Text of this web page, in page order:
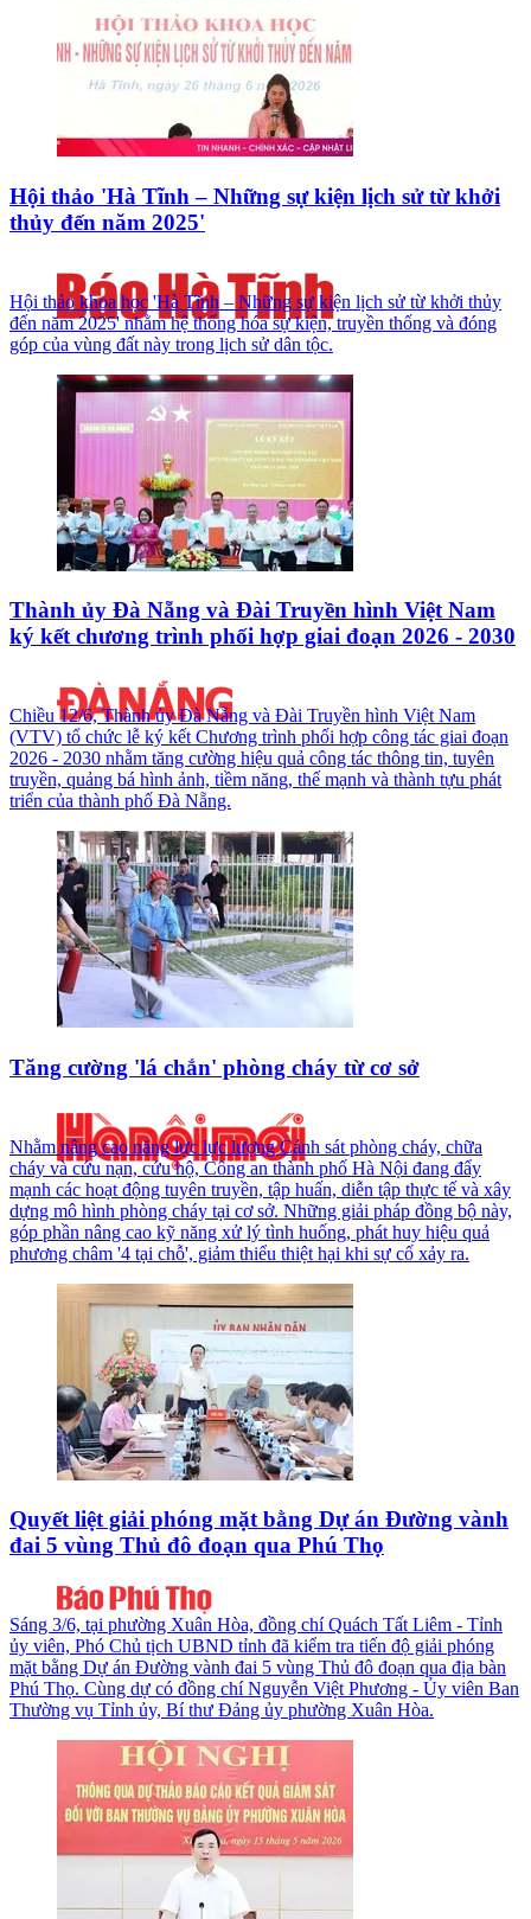
Hội thảo 'Hà Tĩnh – Những sự kiện lịch sử từ khởi
thủy đến năm 2025'
Hội thảo khoa học 'Hà Tĩnh – Những sự kiện lịch sử từ khởi thủy
đến năm 2025' nhằm hệ thống hóa sự kiện, truyền thống và đóng
góp của vùng đất này trong lịch sử dân tộc.
Thành ủy Đà Nẵng và Đài Truyền hình Việt Nam
ký kết chương trình phối hợp giai đoạn 2026 - 2030
Chiều 12/6, Thành ủy Đà Nẵng và Đài Truyền hình Việt Nam
(VTV) tổ chức lễ ký kết Chương trình phối hợp công tác giai đoạn
2026 - 2030 nhằm tăng cường hiệu quả công tác thông tin, tuyên
truyền, quảng bá hình ảnh, tiềm năng, thế mạnh và thành tựu phát
triển của thành phố Đà Nẵng.
Tăng cường 'lá chắn' phòng cháy từ cơ sở
Nhằm nâng cao năng lực lực lượng Cảnh sát phòng cháy, chữa
cháy và cứu nạn, cứu hộ, Công an thành phố Hà Nội đang đẩy
mạnh các hoạt động tuyên truyền, tập huấn, diễn tập thực tế và xây
dựng mô hình phòng cháy tại cơ sở. Những giải pháp đồng bộ này,
góp phần nâng cao kỹ năng xử lý tình huống, phát huy hiệu quả
phương châm '4 tại chỗ', giảm thiểu thiệt hại khi sự cố xảy ra.
Quyết liệt giải phóng mặt bằng Dự án Đường vành
đai 5 vùng Thủ đô đoạn qua Phú Thọ
Sáng 3/6, tại phường Xuân Hòa, đồng chí Quách Tất Liêm - Tỉnh
ủy viên, Phó Chủ tịch UBND tỉnh đã kiểm tra tiến độ giải phóng
mặt bằng Dự án Đường vành đai 5 vùng Thủ đô đoạn qua địa bàn
Phú Thọ. Cùng dự có đồng chí Nguyễn Việt Phương - Ủy viên Ban
Thường vụ Tỉnh ủy, Bí thư Đảng ủy phường Xuân Hòa.